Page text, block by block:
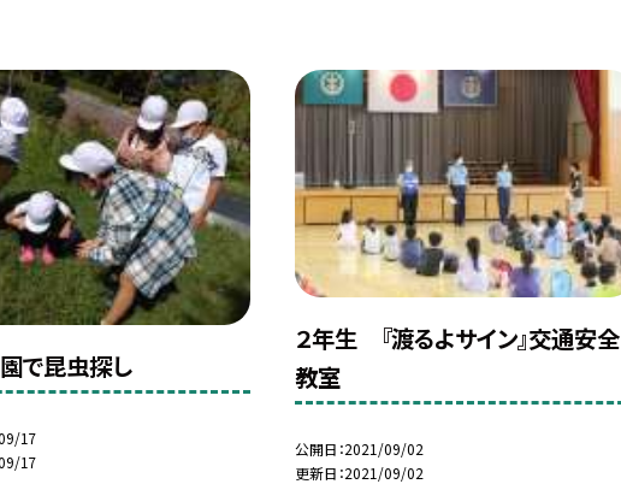
で昆虫探し
17
17
２年生 『渡るよサイン』交通安全
教室
公開日 2021/09/02
更新日 2021/09/02